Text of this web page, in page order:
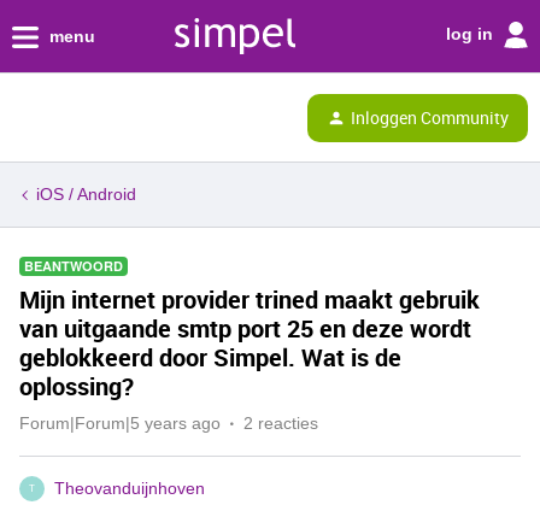
menu log in
Inloggen Community
iOS / Android
BEANTWOORD
Mijn internet provider trined maakt gebruik
van uitgaande smtp port 25 en deze wordt
geblokkeerd door Simpel. Wat is de
oplossing?
Forum|Forum|5 years ago 2 reacties
T Theovanduijnhoven